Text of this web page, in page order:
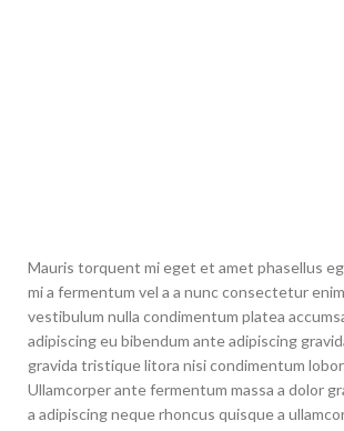
Mauris torquent mi eget et amet phasellus
mi a fermentum vel a a nunc consectetur
vestibulum nulla condimentum platea
adipiscing eu bibendum ante adipiscing
gravida tristique litora nisi condimentum
Ullamcorper ante fermentum massa a dolor
a adipiscing neque rhoncus quisque a